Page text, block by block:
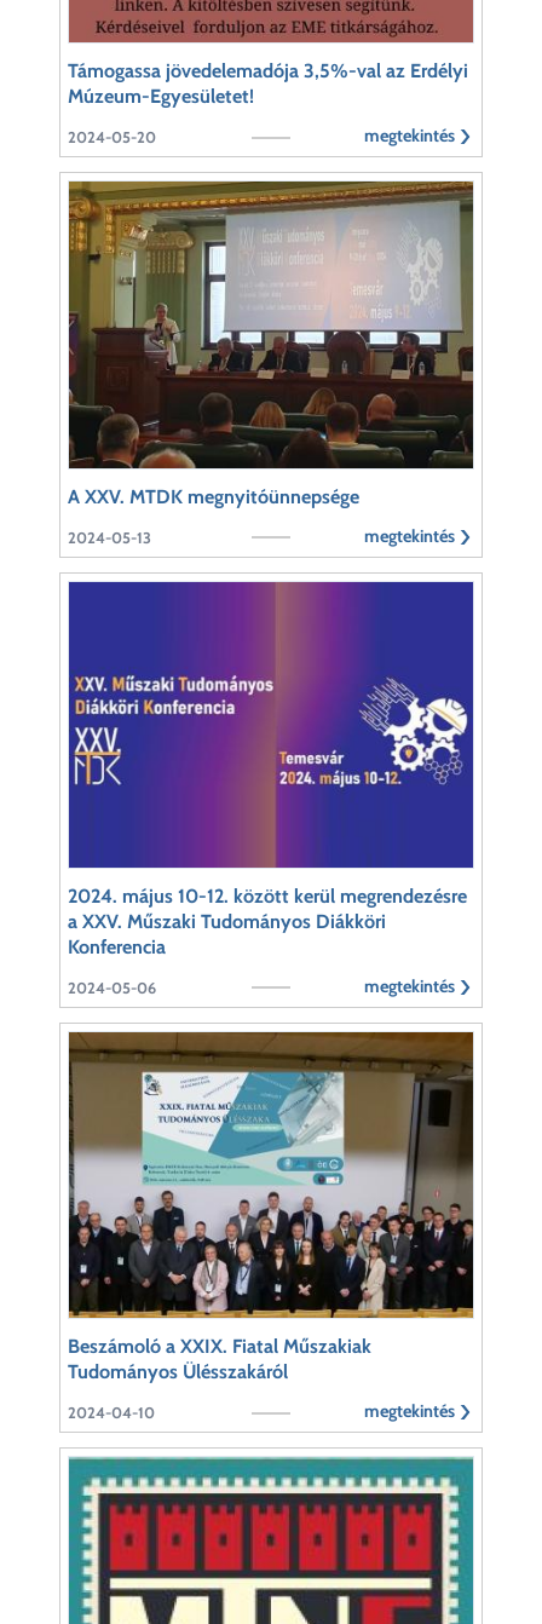
Támogassa jövedelemadója 3,5%-val az Erdélyi
Múzeum-Egyesületet!
megtekintés
2024-05-20
A XXV. MTDK megnyitóünnepsége
megtekintés
2024-05-13
2024. május 10-12. között kerül megrendezésre
a XXV. Műszaki Tudományos Diákköri
Konferencia
megtekintés
2024-05-06
Beszámoló a XXIX. Fiatal Műszakiak
Tudományos Ülésszakáról
megtekintés
2024-04-10